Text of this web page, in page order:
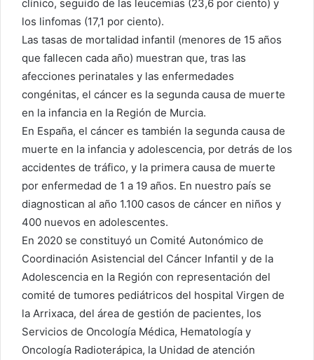
clínico, seguido de las leucemias (23,6 por ciento) y
los linfomas (17,1 por ciento).
Las tasas de mortalidad infantil (menores de 15 años
que fallecen cada año) muestran que, tras las
afecciones perinatales y las enfermedades
congénitas, el cáncer es la segunda causa de muerte
en la infancia en la Región de Murcia.
En España, el cáncer es también la segunda causa de
muerte en la infancia y adolescencia, por detrás de los
accidentes de tráfico, y la primera causa de muerte
por enfermedad de 1 a 19 años. En nuestro país se
diagnostican al año 1.100 casos de cáncer en niños y
400 nuevos en adolescentes.
En 2020 se constituyó un Comité Autonómico de
Coordinación Asistencial del Cáncer Infantil y de la
Adolescencia en la Región con representación del
comité de tumores pediátricos del hospital Virgen de
la Arrixaca, del área de gestión de pacientes, los
Servicios de Oncología Médica, Hematología y
Oncología Radioterápica, la Unidad de atención